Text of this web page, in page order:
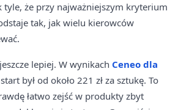
tyle, że przy najważniejszym kryterium
tak, jak wielu kierowców
lepiej. W wynikach Ceneo dla
start był od około 221 zł za sztukę. To
łatwo zejść w produkty zbyt